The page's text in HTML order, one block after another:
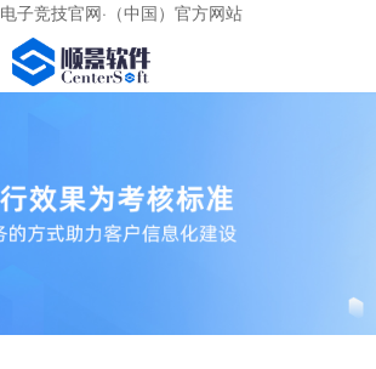
电子竞技官网·（中国）官方网站